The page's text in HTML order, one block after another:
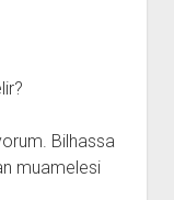
Bilhassa
muamelesi